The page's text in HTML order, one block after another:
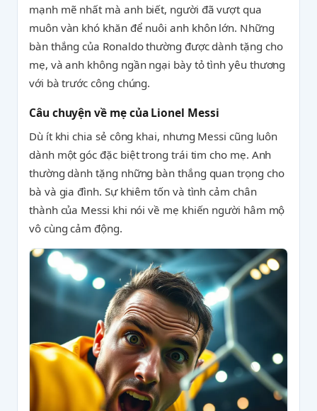
mạnh mẽ nhất mà anh biết, người đã vượt qua
muôn vàn khó khăn để nuôi anh khôn lớn. Những
bàn thắng của Ronaldo thường được dành tặng cho
mẹ, và anh không ngần ngại bày tỏ tình yêu thương
với bà trước công chúng.
Câu chuyện về mẹ của Lionel Messi
Dù ít khi chia sẻ công khai, nhưng Messi cũng luôn
dành một góc đặc biệt trong trái tim cho mẹ. Anh
thường dành tặng những bàn thắng quan trọng cho
bà và gia đình. Sự khiêm tốn và tình cảm chân
thành của Messi khi nói về mẹ khiến người hâm mộ
vô cùng cảm động.